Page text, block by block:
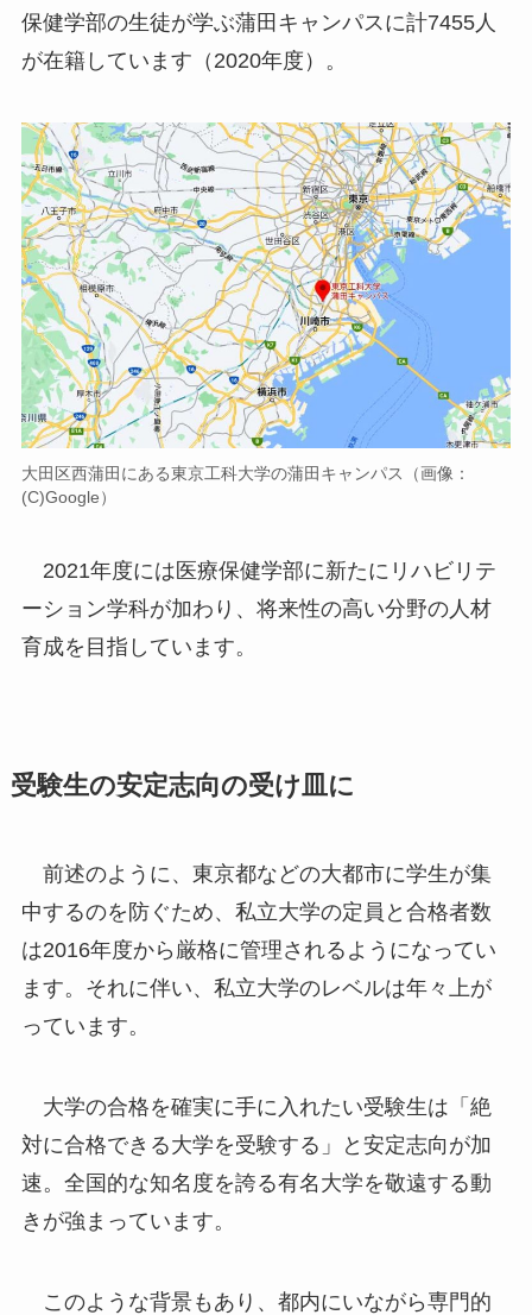
保健学部の生徒が学ぶ蒲田キャンパスに計7455人
が在籍しています（2020年度）。
大田区西蒲田にある東京工科大学の蒲田キャンパス（画像：
(C)Google）
2021年度には医療保健学部に新たにリハビリテ
ーション学科が加わり、将来性の高い分野の人材
育成を目指しています。
受験生の安定志向の受け皿に
前述のように、東京都などの大都市に学生が集
中するのを防ぐため、私立大学の定員と合格者数
は2016年度から厳格に管理されるようになってい
ます。それに伴い、私立大学のレベルは年々上が
っています。
大学の合格を確実に手に入れたい受験生は「絶
対に合格できる大学を受験する」と安定志向が加
速。全国的な知名度を誇る有名大学を敬遠する動
きが強まっています。
このような背景もあり、都内にいながら専門的